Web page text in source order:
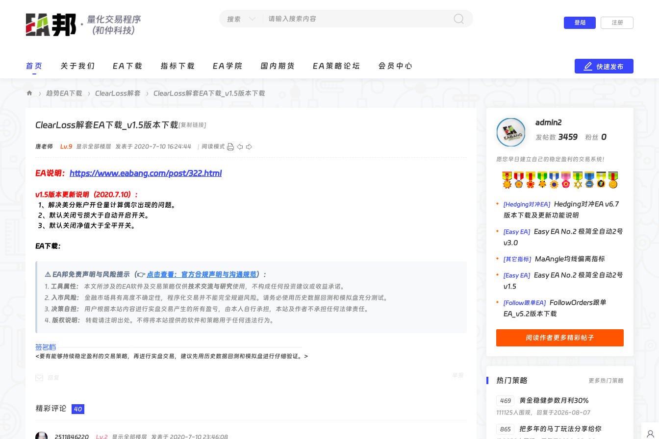
搜索 登陆 注册
首页 关于我们 EA下载 指标下载 EA学院 国内期货 EA策略论坛 会员中心 快速发布
› 趋势EA下载 › ClearLoss解套 › ClearLoss解套EA下载_v1.5版本下载
admin2
发帖数 3459 粉丝 0
愿您早日建立自己的稳定盈利的交易系统！
[Hedging对冲EA] Hedging对冲EA v6.7
版本下载及更新功能说明
[Easy EA] Easy EA No.2 极简全自动2号
v3.0
[其它指标] MaAngle均线偏离指标
[Easy EA] Easy EA No.2 极简全自动2号
v1.5
[Follow跟单EA] FollowOrders跟单
EA_v5.2版本下载
阅读作者更多精彩帖子
热门策略 更多热门策略
469 黄金稳健参数月利30%
111125人围观，回复于2026-08-07
865 把多年的马丁玩法分享给你
ClearLoss解套EA下载_v1.5版本下载[复制链接]
唐老师 Lv.9 显示全部楼层 发表于 2020-7-10 16:24:44 | 阅读模式
EA说明： https://www.eabang.com/post/322.html
v1.5版本更新说明（2020.7.10）：
1、解决美分账户开仓量计算偶尔出现的问题。
2、默认关闭亏损大于自动开启开关。
3、默认关闭净值大于全平开关。
EA下载：
⚠️ EA邦免责声明与风险提示（👉点击查看：官方合规声明与沟通规范）：
1. 工具属性： 本文所涉及的EA软件及交易策略仅供技术交流与研究使用，不构成任何投资建议或收益承诺。
2. 入市风险：
金融市场具有高度不确定性，程序化交易并不能完全规避风险。请务必使用历史数据回测和模拟盘充分测试。
3. 决策自担：
用户根据本站内容进行实盘交易产生的所有盈亏，由本人自行承担，本站及作者不承担任何法律责任。
4. 版权说明： 转载请注明出处。不得将本站提供的软件和策略用于任何违法行为。
<要有能够持续稳定盈利的交易策略，再进行实盘交易，建议先用历史数据回测和模拟盘进行仔细验证。>
精彩评论 40
2511846220 Lv.2 显示全部楼层 发表于 2020-7-10 23:46:08